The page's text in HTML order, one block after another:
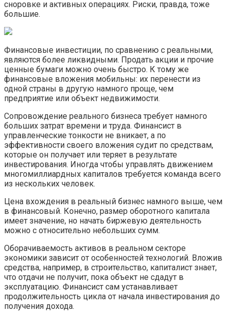
сноровке и активных операциях. Риски, правда, тоже
большие.
Финансовые инвестиции, по сравнению с реальными,
являются более ликвидными. Продать акции и прочие
ценные бумаги можно очень быстро. К тому же
финансовые вложения мобильны: их перенести из
одной страны в другую намного проще, чем
предприятие или объект недвижимости.
Сопровождение реального бизнеса требует намного
больших затрат времени и труда. Финансист в
управленческие тонкости не вникает, а по
эффективности своего вложения судит по средствам,
которые он получает или теряет в результате
инвестирования. Иногда чтобы управлять движением
многомиллиардных капиталов требуется команда всего
из нескольких человек.
Цена вхождения в реальный бизнес намного выше, чем
в финансовый. Конечно, размер оборотного капитала
имеет значение, но начать биржевую деятельность
можно с относительно небольших сумм.
Оборачиваемость активов в реальном секторе
экономики зависит от особенностей технологий. Вложив
средства, например, в строительство, капиталист знает,
что отдачи не получит, пока объект не сдадут в
эксплуатацию. Финансист сам устанавливает
продолжительность цикла от начала инвестирования до
получения дохода.